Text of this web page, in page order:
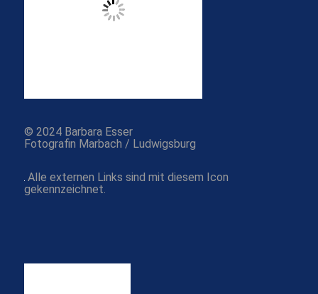
© 2024 Barbara Esser
Fotografin Marbach / Ludwigsburg
Alle externen Links sind mit diesem Icon
gekennzeichnet.